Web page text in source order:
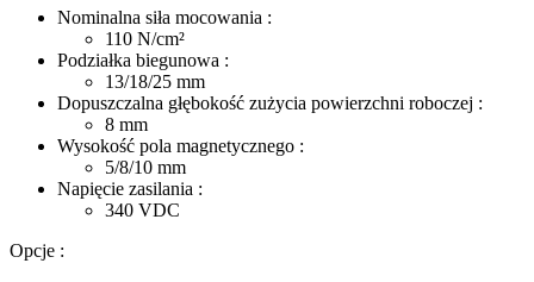
Nominalna siła mocowania :
110 N/cm²
Podziałka biegunowa :
13/18/25 mm
Dopuszczalna głębokość zużycia powierzchni roboczej :
8 mm
Wysokość pola magnetycznego :
5/8/10 mm
Napięcie zasilania :
340 VDC
Opcje :